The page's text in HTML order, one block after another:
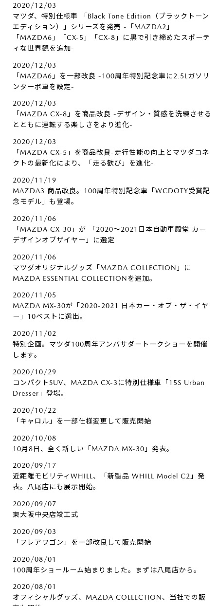
2020/12/03
マツダ、特別仕様車 「Black Tone Edition（ブラックトーン
エディション）」シリーズを発売 -「MAZDA2」
「MAZDA6」「CX-5」「CX-8」に黒で引き締めたスポーテ
ィな世界観を追加-
2020/12/03
「MAZDA6」を一部改良 -100周年特別記念車に2.5Lガソリ
ンターボ車を設定-
2020/12/03
「MAZDA CX-8」を商品改良 -デザイン・質感を洗練させる
とともに運転する楽しさをより進化-
2020/12/03
「MAZDA CX-5」を商品改良-走行性能の向上とマツダコネ
クトの最新化により、「走る歓び」を進化-
2020/11/19
MAZDA3 商品改良。100周年特別記念車「WCDOTY受賞記
念モデル」も登場。
2020/11/06
「MAZDA CX-30」が 「2020～2021日本自動車殿堂 カー
デザインオブザイヤー」に選定
2020/11/06
マツダオリジナルグッズ「MAZDA COLLECTION」に
MAZDA ESSENTIAL COLLECTIONを追加。
2020/11/05
MAZDA MX-30が「2020-2021 日本カー・オブ・ザ・イヤ
ー」10ベストに選出。
2020/11/02
特別企画。マツダ100周年アンバサダートークショーを開催
します。
2020/10/29
コンパクトSUV、MAZDA CX-3に特別仕様車「15S Urban
Dresser」登場。
2020/10/22
「キャロル」を一部仕様変更して販売開始
2020/10/08
10月8日、全く新しい「MAZDA MX-30」発表。
2020/09/17
近距離モビリティWHILL、「新製品 WHILL Model C2」発
表。八尾店にも展示開始。
2020/09/07
東大阪中央店竣工式
2020/09/03
「フレアワゴン」を一部改良して販売開始
2020/08/01
100周年ショールーム始まりました。まずは八尾店から。
2020/08/01
オフィシャルグッズ、MAZDA COLLECTION、当社での販